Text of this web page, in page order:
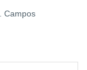
Campos